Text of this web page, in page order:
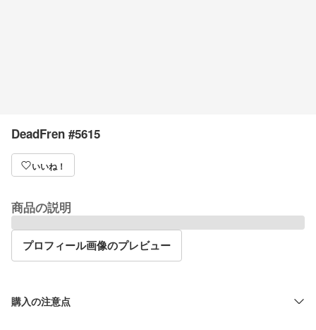
DeadFren #5615
いいね！
商品の説明
プロフィール画像のプレビュー
購入の注意点